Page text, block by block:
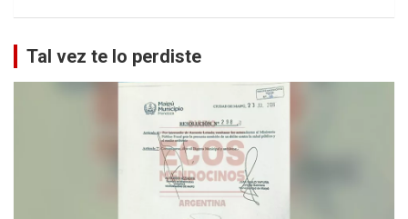
Tal vez te lo perdiste